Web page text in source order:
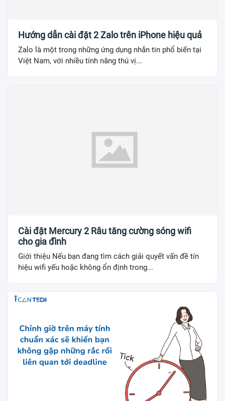
Hướng dẫn cài đặt 2 Zalo trên iPhone hiệu quả
Zalo là một trong những ứng dụng nhắn tin phổ biến tại
Việt Nam, với nhiều tính năng thú vị...
Cài đặt Mercury 2 Râu tăng cường sóng wifi
cho gia đình
Giới thiệu Nếu bạn đang tìm cách giải quyết vấn đề tín
hiệu wifi yếu hoặc không ổn định trong...